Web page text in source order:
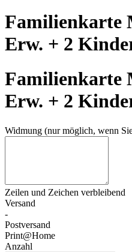
Familienkarte
Erw. + 2
Familienkarte
Erw. + 2
Widmung (nur möglich, wenn
Zeilen und Zeichen verbleibend
Versand
-
Postversand
Print@Home
Anzahl